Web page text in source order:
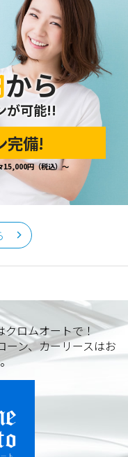
から
が可能!!
完備!
15,000円（税込）～
クロムオートで！
ーン、カーリースはお